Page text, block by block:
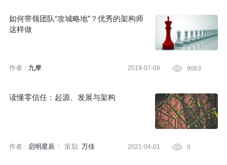
如何带领团队“攻城略地”？优秀的架构师
这样做
作者 : 九摩 2019-07-09  9063
读懂零信任：起源、发展与架构
作者 : 启明星辰 策划: 万佳 2021-04-01  0